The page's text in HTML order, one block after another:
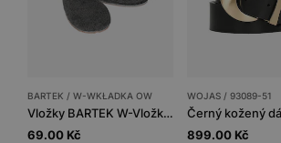
BARTEK / W-WKŁADKA OW
Vložky BARTEK W-Vložka ow, černé
69.00 Kč
WOJAS / 93089-51
899.00 Kč